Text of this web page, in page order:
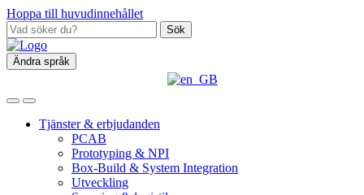
Hoppa till huvudinnehållet
Sök
Ändra språk
Tjänster & erbjudanden
PCAB
Prototyping & NPI
Box‑Build & System Integration
Utveckling